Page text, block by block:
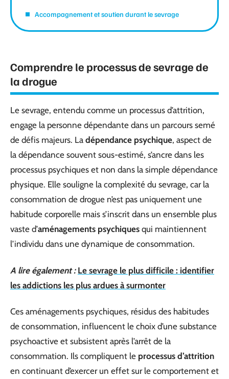
Accompagnement et soutien durant le sevrage
Comprendre le processus de sevrage de
la drogue
Le sevrage, entendu comme un processus d’attrition,
engage la personne dépendante dans un parcours semé
de défis majeurs. La dépendance psychique, aspect de
la dépendance souvent sous-estimé, s’ancre dans les
processus psychiques et non dans la simple dépendance
physique. Elle souligne la complexité du sevrage, car la
consommation de drogue n’est pas uniquement une
habitude corporelle mais s’inscrit dans un ensemble plus
vaste d’aménagements psychiques qui maintiennent
l’individu dans une dynamique de consommation.
A lire également : Le sevrage le plus difficile : identifier
les addictions les plus ardues à surmonter
Ces aménagements psychiques, résidus des habitudes
de consommation, influencent le choix d’une substance
psychoactive et subsistent après l’arrêt de la
consommation. Ils compliquent le processus d’attrition
en continuant d’exercer un effet sur le comportement et